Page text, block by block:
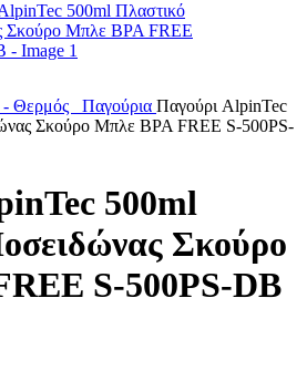
- Θερμός Παγούρια Παγούρι AlpinTec
Σκούρο Μπλε BPA FREE S-500PS-
500ml
Σκούρο
S-500PS-DB